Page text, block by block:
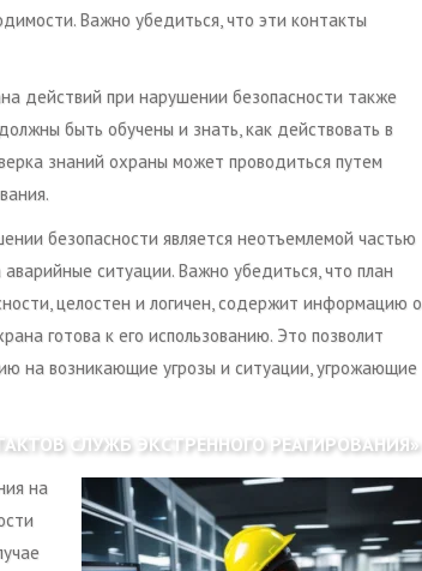
Важно убедиться, что эти контакты
действий при нарушении безопасности также
быть обучены и знать, как действовать в
знаний охраны может проводиться путем
безопасности является неотъемлемой частью
ситуации. Важно убедиться, что план
целостен и логичен, содержит информацию о
готова к его использованию. Это позволит
на возникающие угрозы и ситуации, угрожающие
СЛУЖБ ЭКСТРЕННОГО РЕАГИРОВАНИЯ»
на